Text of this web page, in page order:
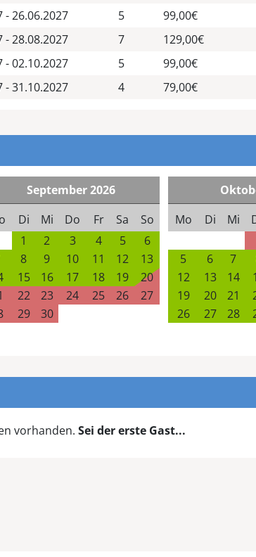
- 26.06.2027 5 99,00€
- 28.08.2027 7 129,00€
- 02.10.2027 5 99,00€
- 31.10.2027 4 79,00€
September2026
Di Mi Do Fr Sa
So
1
2 3 4 5
6
8 9 10 11 12
13
15 16 17 18 19
20
22 23 24 25 26
27
29 30
Mo
Di Mi
5
6 7
12
13 14
19
20 21
26
27 28
vorhanden. Sei der erste Gast...